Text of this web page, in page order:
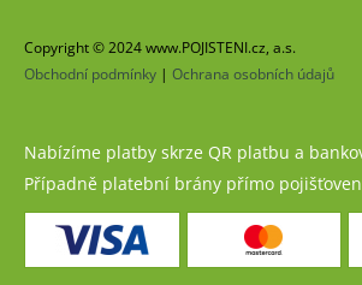
Copyright © 2024 www.POJISTENI.cz, a.s.
Obchodní podmínky | Ochrana osobních údajů
Nabízíme platby skrze QR platbu a
Případně platební brány přímo